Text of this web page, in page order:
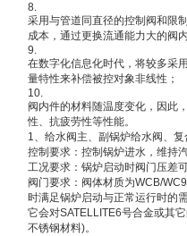
8.
采用与管道同直径的控制阀和限
成本，通过更换流通能力大的阀
9.
在数字化信息化时代，将较多采
量特性来补偿被控对象非线性；
10.
阀内件的材料随温度变化，因此
性、抗疲劳性等性能。
1、给水阀主、副锅炉给水阀、
控制要求：控制锅炉进水，维持
工况要求：锅炉启动时阀门压差
阀门要求：阀体材质为WCB/
时满足锅炉启动与正常运行时的
它会对SATELLITE6号合金或其
不锈钢材料)。